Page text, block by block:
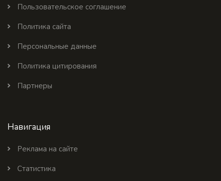
Пользовательское соглашение
Политика сайта
Персональные данные
Политика цитирования
Партнеры
Навигация
Реклама на сайте
Статистика